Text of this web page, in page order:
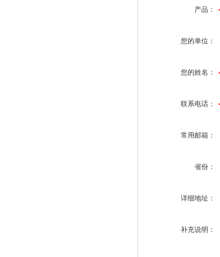
产品：
您的单位：
您的姓名：
联系电话：
常用邮箱：
省份：
详细地址：
补充说明：